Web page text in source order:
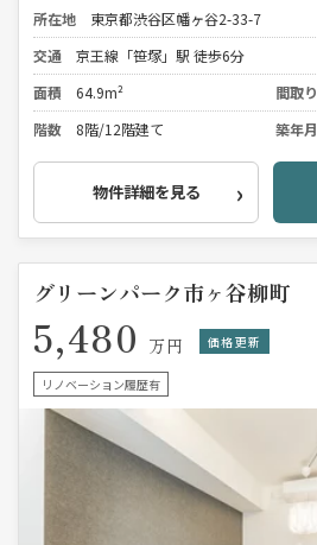
所在地
東京都渋谷区幡ヶ谷2-33-7
交通
京王線「笹塚」駅 徒歩6分
面積
64.9m² 間取り
階数
8階/12階建て 築年月
物件詳細を見る
グリーンパーク市ヶ谷柳町
5,480 万円 価格更新
リノベーション履歴有